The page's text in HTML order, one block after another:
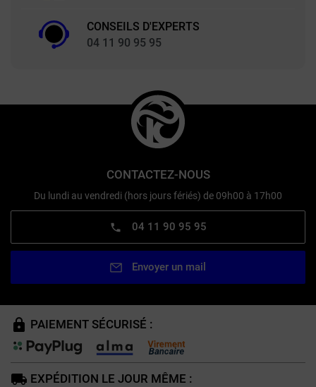
CONSEILS D'EXPERTS
04 11 90 95 95
CONTACTEZ-NOUS
Du lundi au vendredi (hors jours fériés) de 09h00 à 17h00
04 11 90 95 95
Envoyer un mail
PAIEMENT SÉCURISÉ :
EXPÉDITION LE JOUR MÊME :